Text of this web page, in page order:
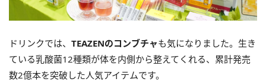
ドリンクでは、 TEAZENのコンブチャも気になりました。生き
ている乳酸菌12種類が体を内側から整えてくれる、累計発売
数2億本を突破した人気アイテムです。